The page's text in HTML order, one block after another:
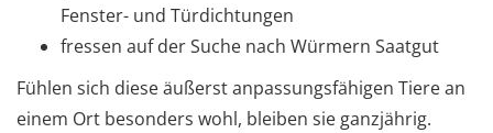
Fenster- und Türdichtungen
fressen auf der Suche nach Würmern Saatgut
Fühlen sich diese äußerst anpassungsfähigen Tiere an
einem Ort besonders wohl, bleiben sie ganzjährig.